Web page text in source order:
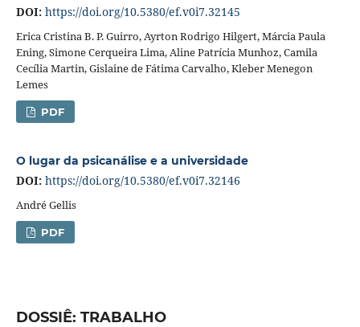
DOI: https://doi.org/10.5380/ef.v0i7.32145
Erica Cristina B. P. Guirro, Ayrton Rodrigo Hilgert, Márcia Paula
Ening, Simone Cerqueira Lima, Aline Patrícia Munhoz, Camila
Cecília Martin, Gislaine de Fátima Carvalho, Kleber Menegon
Lemes
PDF
O lugar da psicanálise e a universidade
DOI: https://doi.org/10.5380/ef.v0i7.32146
André Gellis
PDF
DOSSIÊ: TRABALHO